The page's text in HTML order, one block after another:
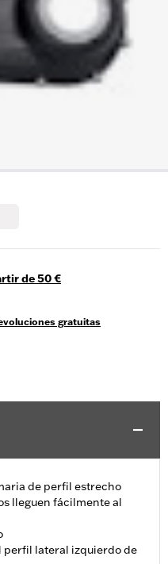
de 50 €
gratuitas
de perfil estrecho
lleguen fácilmente al
perfil lateral izquierdo de